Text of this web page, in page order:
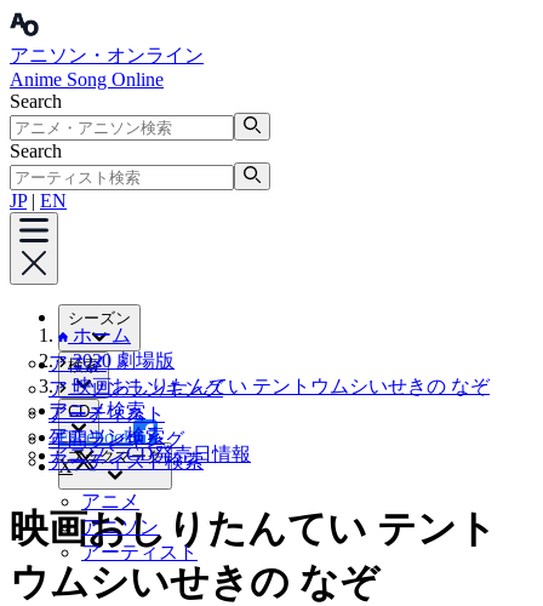
アニソン・オンライン
Anime Song Online
Search
Search
JP| EN
シーズン
アニメ
アニソンランキング
アーティスト
年間ランキング
検索
アニメ検索
アニソン検索
アーティスト検索
CD
アニソンCD発売日情報
ブックマーク
アニメ
アニソン
アーティスト
ホーム
2020 劇場版
映画おしりたんてい テントウムシいせきの なぞ
Facebook
X
映画おしりたんてい テント
ウムシいせきの なぞ